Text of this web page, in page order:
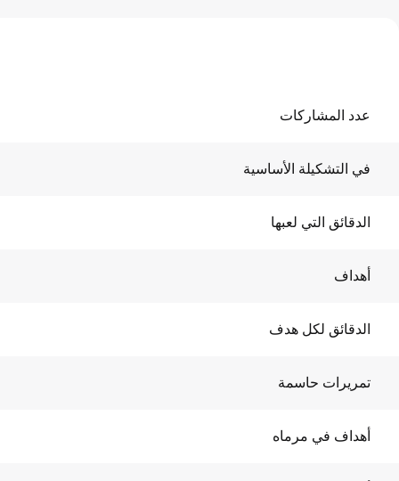
عدد المشاركات
في التشكيلة الأساسية
الدقائق التي لعبها
أهداف
الدقائق لكل هدف
تمريرات حاسمة
أهداف في مرماه